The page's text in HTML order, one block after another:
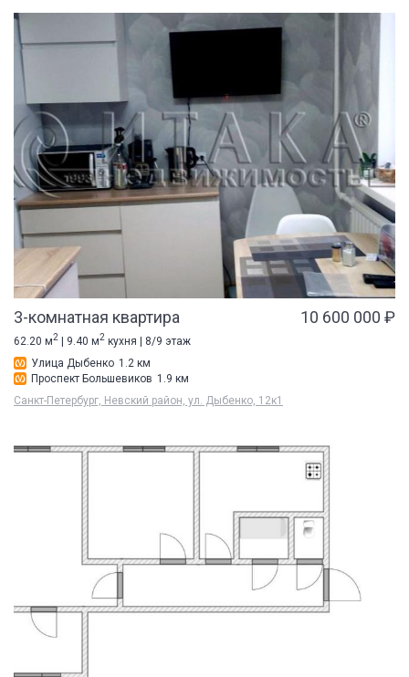
3-комнатная квартира 10 600 000 ₽
62.20 м2 | 9.40 м2 кухня | 8/9 этаж
Улица Дыбенко 1.2 км
Проспект Большевиков 1.9 км
Санкт-Петербург, Невский район, ул. Дыбенко, 12к1